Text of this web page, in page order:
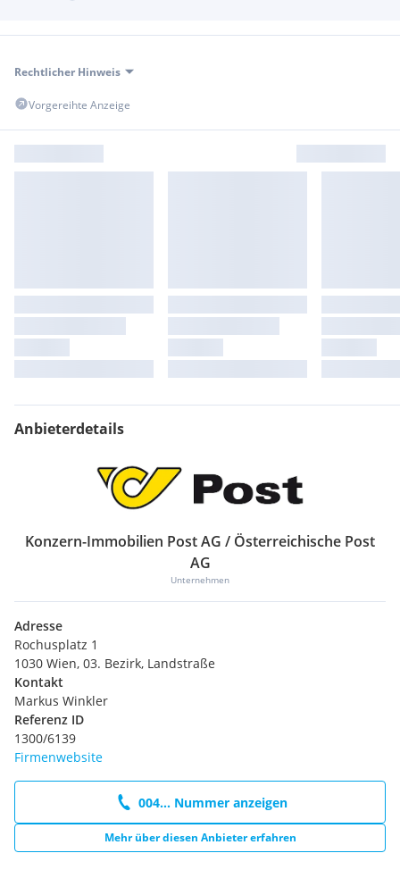
Rechtlicher Hinweis
Vorgereihte Anzeige
Anbieterdetails
Konzern-Immobilien Post AG / Österreichische Post
AG
Unternehmen
Adresse
Rochusplatz 1
1030 Wien, 03. Bezirk, Landstraße
Kontakt
Markus Winkler
Referenz ID
1300/6139
Firmenwebsite
004... Nummer anzeigen
Mehr über diesen Anbieter erfahren